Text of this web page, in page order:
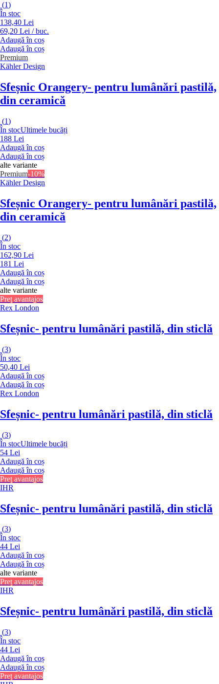
(1)
În stoc
138,40 Lei
69,20 Lei / buc.
Adaugă în coș
Adaugă în coș
Premium
Kähler Design
Sfeșnic Orangery- pentru lumânări pastilă,
din ceramică
(1)
În stocUltimele bucăți
188 Lei
Adaugă în coș
Adaugă în coș
alte variante
Premium-10%
Kähler Design
Sfeșnic Orangery- pentru lumânări pastilă,
din ceramică
(2)
În stoc
162,90 Lei
181 Lei
Adaugă în coș
Adaugă în coș
alte variante
Preț avantajos
Rex London
Sfeșnic- pentru lumânări pastilă, din sticlă
(3)
În stoc
50,40 Lei
Adaugă în coș
Adaugă în coș
Rex London
Sfeșnic- pentru lumânări pastilă, din sticlă
(3)
În stocUltimele bucăți
54 Lei
Adaugă în coș
Adaugă în coș
Preț avantajos
IHR
Sfeșnic- pentru lumânări pastilă, din sticlă
(3)
În stoc
44 Lei
Adaugă în coș
Adaugă în coș
alte variante
Preț avantajos
IHR
Sfeșnic- pentru lumânări pastilă, din sticlă
(3)
În stoc
44 Lei
Adaugă în coș
Adaugă în coș
Preț avantajos